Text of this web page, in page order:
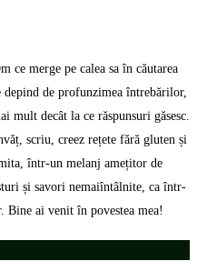
ce merge pe calea sa în căutarea
de profunzimea întrebărilor,
mult decât la ce răspunsuri găsesc.
scriu, creez rețete fără gluten și
într-un melanj amețitor de
și savori nemaiîntâlnite, ca într-
Bine ai venit în povestea mea!